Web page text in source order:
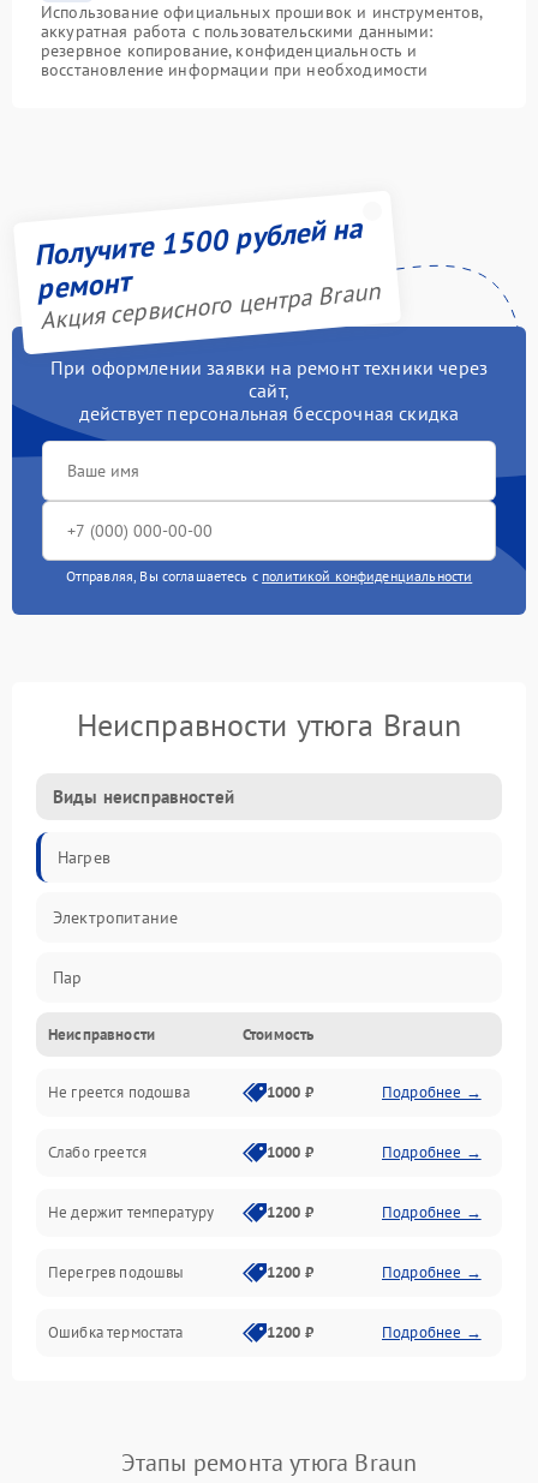
Использование официальных прошивок и инструментов,
аккуратная работа с пользовательскими данными:
резервное копирование, конфиденциальность и
восстановление информации при необходимости
Получите 1500 рублей на
ремонт
Акция сервисного центра Braun
При оформлении заявки на ремонт техники через
сайт,
действует персональная бессрочная скидка
Отправляя, Вы соглашаетесь с политикой конфиденциальности
Неисправности утюга Braun
Виды неисправностей
Нагрев
Электропитание
Пар
Герметичность
Неисправности Стоимость
Не греется подошва 1000 ₽ Подробнее →
Слабо греется 1000 ₽ Подробнее →
Не держит температуру 1200 ₽ Подробнее →
Перегрев подошвы 1200 ₽ Подробнее →
Ошибка термостата 1200 ₽ Подробнее →
Этапы ремонта утюга Braun